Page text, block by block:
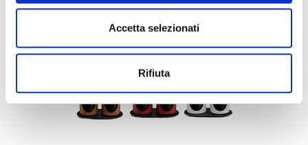
Accetta selezionati
Rifiuta